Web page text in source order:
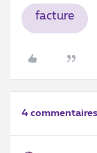
facture
4 commentaires